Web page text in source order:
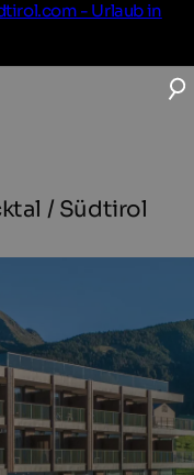
- Urlaub in
/ Südtirol